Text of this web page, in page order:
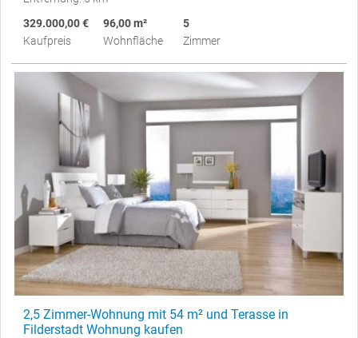
329.000,00 €
Kaufpreis
96,00 m²
Wohnfläche
5
Zimmer
2,5 Zimmer-Wohnung mit 54 m² und Terasse in
Filderstadt Wohnung kaufen